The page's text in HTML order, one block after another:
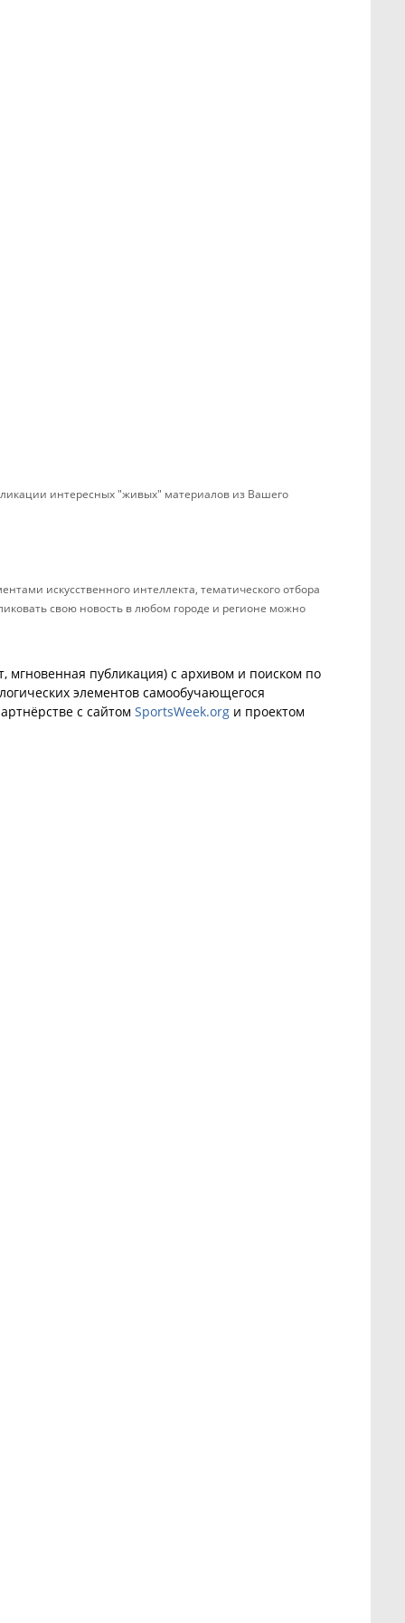
интересных "живых" материалов из Вашего
искусственного интеллекта, тематического отбора
свою новость в любом городе и регионе можно
публикация) с архивом и поиском по
элементов самообучающегося
с сайтом SportsWeek.org и проектом